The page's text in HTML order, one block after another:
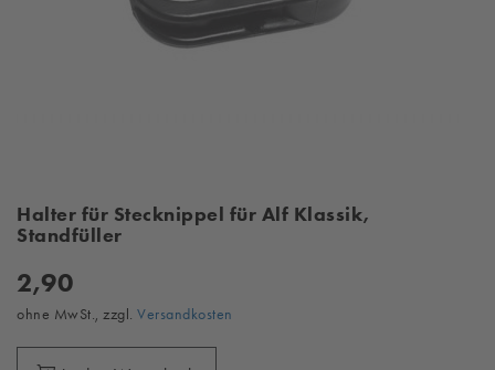
Halter für Stecknippel für Alf Klassik,
Standfüller
2,90
ohne MwSt., zzgl. Versandkosten